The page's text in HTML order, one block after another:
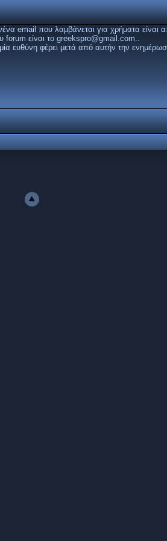
email που λαμβάνεται για χρήματα είναι
forum είναι το greekspro@gmail.com..
ευθύνη φέρει μετά από αυτήν την